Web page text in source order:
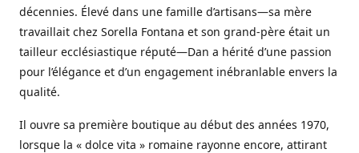
décennies. Élevé dans une famille d’artisans—sa mère
travaillait chez Sorella Fontana et son grand-père était un
tailleur ecclésiastique réputé—Dan a hérité d’une passion
pour l’élégance et d’un engagement inébranlable envers la
qualité.
Il ouvre sa première boutique au début des années 1970,
lorsque la « dolce vita » romaine rayonne encore, attirant